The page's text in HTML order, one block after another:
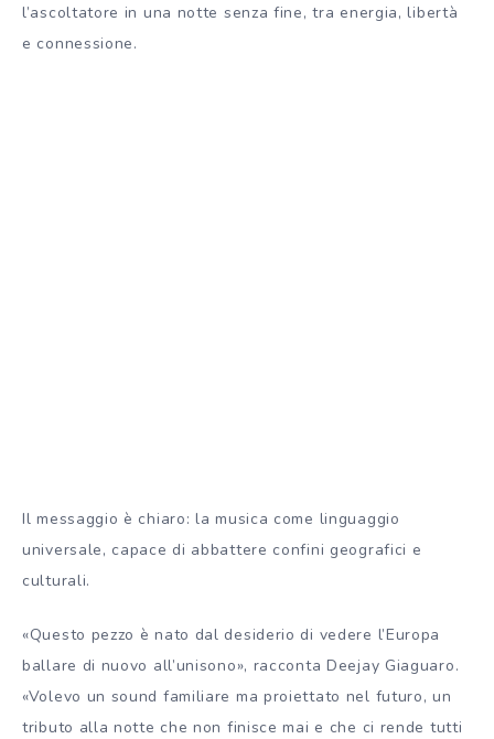
l’ascoltatore in una notte senza fine, tra energia, libertà
e connessione.
Il messaggio è chiaro: la musica come linguaggio
universale, capace di abbattere confini geografici e
culturali.
«Questo pezzo è nato dal desiderio di vedere l’Europa
ballare di nuovo all’unisono», racconta Deejay Giaguaro.
«Volevo un sound familiare ma proiettato nel futuro, un
tributo alla notte che non finisce mai e che ci rende tutti